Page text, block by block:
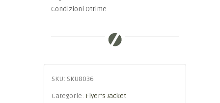
Condizioni Ottime
SKU: SKU8036
Categorie: Flyer's Jacket